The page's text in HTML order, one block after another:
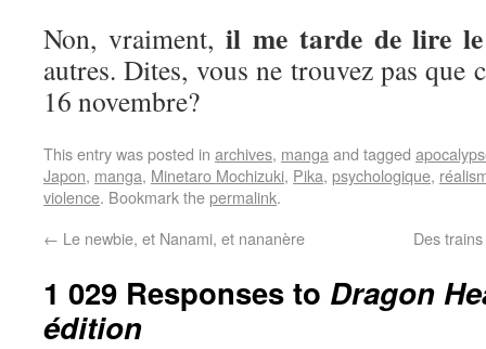
Non, vraiment, il me tarde de lire le
autres. Dites, vous ne trouvez pas que
16 novembre?
This entry was posted in archives, manga and tagged
Japon, manga, Minetaro Mochizuki, Pika, psychologique,
violence. Bookmark thepermalink.
← Le newbie, et Nanami, et nananère Des
1 029 Responses to Dragon
édition